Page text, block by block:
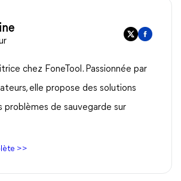
chez FoneTool. Passionnée par
elle propose des solutions
problèmes de sauvegarde sur
>>